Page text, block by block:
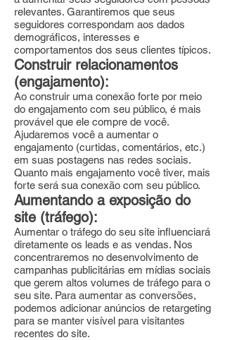
relevantes. Garantiremos que seus
seguidores correspondam aos dados
demográficos, interesses e
comportamentos dos seus clientes típicos.
Construir relacionamentos
(engajamento):
Ao construir uma conexão forte por meio
do engajamento com seu público, é mais
provável que ele compre de você.
Ajudaremos você a aumentar o
engajamento (curtidas, comentários, etc.)
em suas postagens nas redes sociais.
Quanto mais engajamento você tiver, mais
forte será sua conexão com seu público.
Aumentando a exposição do
site (tráfego):
Aumentar o tráfego do seu site influenciará
diretamente os leads e as vendas. Nos
concentraremos no desenvolvimento de
campanhas publicitárias em mídias sociais
que gerem altos volumes de tráfego para o
seu site. Para aumentar as conversões,
podemos adicionar anúncios de retargeting
para se manter visível para visitantes
recentes do site.